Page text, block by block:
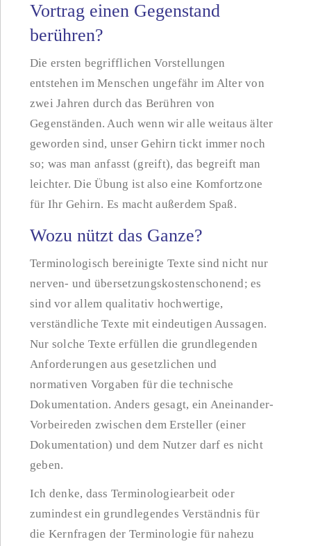
Vortrag einen Gegenstand
berühren?
Die ersten begrifflichen Vorstellungen
entstehen im Menschen ungefähr im Alter von
zwei Jahren durch das Berühren von
Gegenständen. Auch wenn wir alle weitaus älter
geworden sind, unser Gehirn tickt immer noch
so; was man anfasst (greift), das begreift man
leichter. Die Übung ist also eine Komfortzone
für Ihr Gehirn. Es macht außerdem Spaß.
Wozu nützt das Ganze?
Terminologisch bereinigte Texte sind nicht nur
nerven- und übersetzungskostenschonend; es
sind vor allem qualitativ hochwertige,
verständliche Texte mit eindeutigen Aussagen.
Nur solche Texte erfüllen die grundlegenden
Anforderungen aus gesetzlichen und
normativen Vorgaben für die technische
Dokumentation. Anders gesagt, ein Aneinander-
Vorbeireden zwischen dem Ersteller (einer
Dokumentation) und dem Nutzer darf es nicht
geben.
Ich denke, dass Terminologiearbeit oder
zumindest ein grundlegendes Verständnis für
die Kernfragen der Terminologie für nahezu